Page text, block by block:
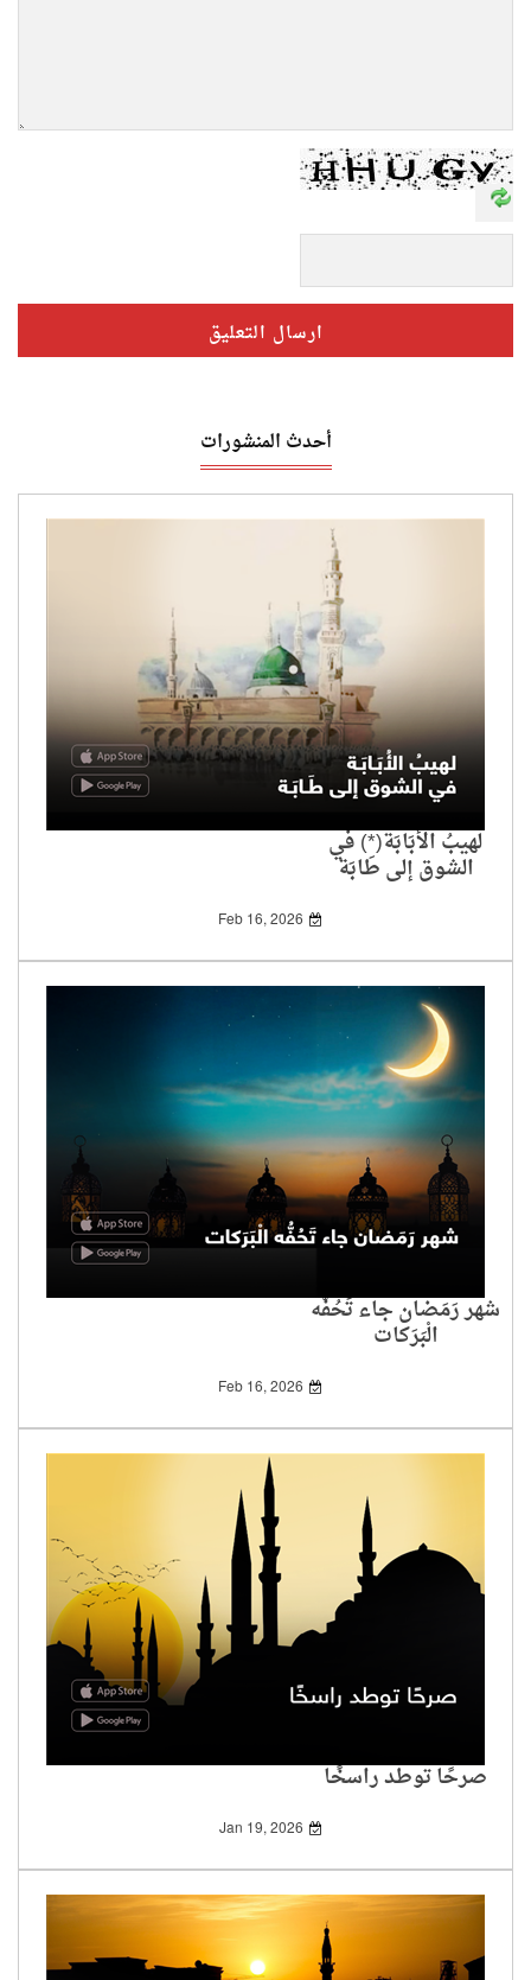
أحدث المنشورات
لهيبُ الأُبَابَة(*) في
الشوق إلى طَابَة
Feb 16, 2026
شهر رَمَضان جاء تَحُفُّه
الْبَرَكات
Feb 16, 2026
صرحًا توطد راسخًا
Jan 19, 2026